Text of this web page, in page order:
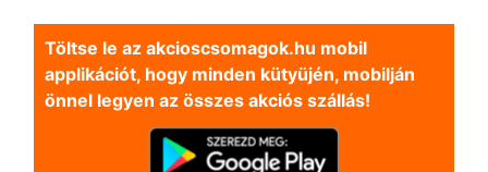
Töltse le az akcioscsomagok.hu mobil
applikációt, hogy minden kütyüjén, mobilján
önnel legyen az összes akciós szállás!